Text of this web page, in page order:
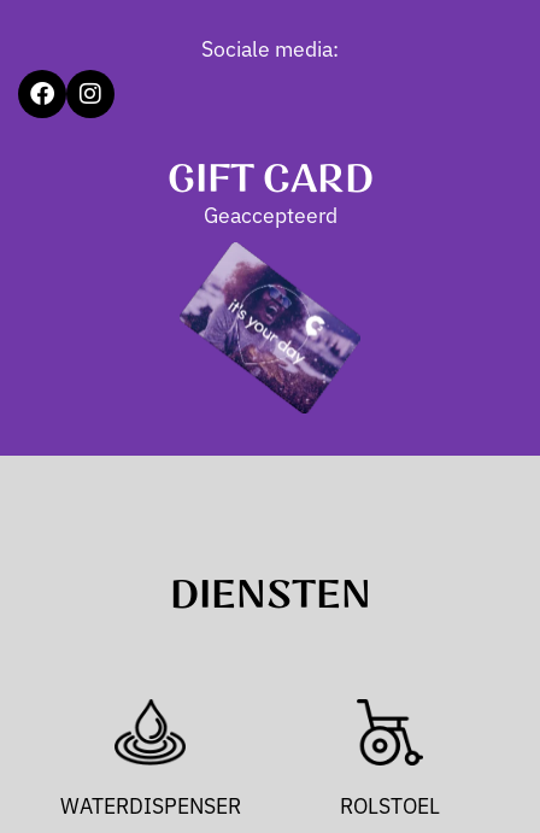
Sociale media:
GIFT CARD
Geaccepteerd
DIENSTEN
WATERDISPENSER ROLSTOEL